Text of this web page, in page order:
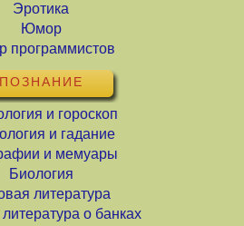
Эротика
Юмор
программистов
ПОЗНАНИЕ
и гороскоп
и гадание
и мемуары
Биология
литература
о банках